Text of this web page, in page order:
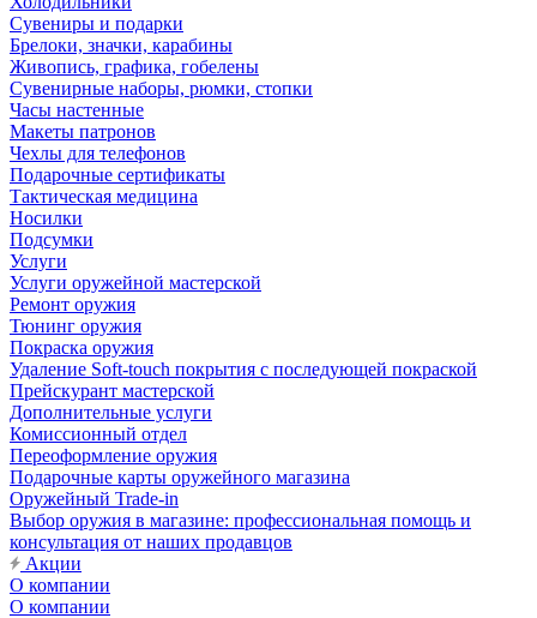
Сувениры и подарки
Брелоки, значки, карабины
Живопись, графика, гобелены
Сувенирные наборы, рюмки, стопки
Часы настенные
Макеты патронов
Чехлы для телефонов
Подарочные сертификаты
Тактическая медицина
Носилки
Подсумки
Услуги
Услуги оружейной мастерской
Ремонт оружия
Тюнинг оружия
Покраска оружия
Удаление Soft-touch покрытия с последующей покраской
Прейскурант мастерской
Дополнительные услуги
Комиссионный отдел
Переоформление оружия
Подарочные карты оружейного магазина
Оружейный Trade-in
Выбор оружия в магазине: профессиональная помощь и
консультация от наших продавцов
Акции
О компании
О компании